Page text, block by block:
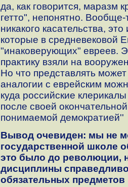
да, как говорится, маразм
гетто", непонятно.
никакого касательства,
которые в средневековой
"инаковерующих" евреев.
практику взяли на
Но что представлять
аналогии с еврейским
куда российские
после своей
понимаемой демократией''
Вывод очевиден: мы не
государственной школе
это было до революции,
дисциплины
обязательных